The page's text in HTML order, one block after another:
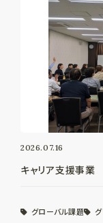
2026.07.16
キャリア支援事
グローバル課題